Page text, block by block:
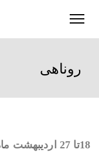
روناهی
18تا 27 اردیبهشت ماه 1405